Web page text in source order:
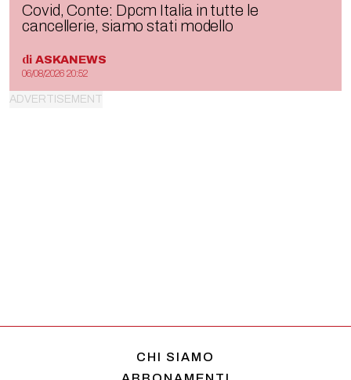
Covid, Conte: Dpcm Italia in tutte le
cancellerie, siamo stati modello
di ASKANEWS
06/08/2026 20:52
CHI SIAMO